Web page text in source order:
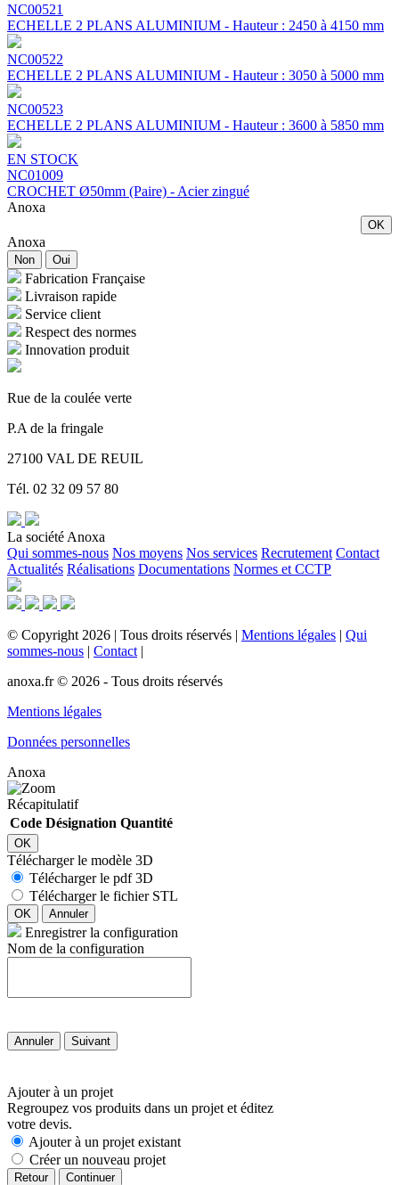
NC00521
ECHELLE 2 PLANS ALUMINIUM - Hauteur : 2450 à 4150 mm
NC00522
ECHELLE 2 PLANS ALUMINIUM - Hauteur : 3050 à 5000 mm
NC00523
ECHELLE 2 PLANS ALUMINIUM - Hauteur : 3600 à 5850 mm
EN STOCK
NC01009
CROCHET Ø50mm (Paire) - Acier zingué
Anoxa
OK
Anoxa
Non Oui
Fabrication Française
Livraison rapide
Service client
Respect des normes
Innovation produit
Rue de la coulée verte
P.A de la fringale
27100 VAL DE REUIL
Tél. 02 32 09 57 80
La société Anoxa
Qui sommes-nous Nos moyens Nos services Recrutement Contact
Actualités Réalisations Documentations Normes et CCTP
© Copyright 2026 | Tous droits réservés | Mentions légales | Qui
sommes-nous | Contact |
anoxa.fr © 2026 - Tous droits réservés
Mentions légales
Données personnelles
Anoxa
Récapitulatif
Code Désignation Quantité
OK
Télécharger le modèle 3D
Télécharger le pdf 3D
Télécharger le fichier STL
OK Annuler
Enregistrer la configuration
Nom de la configuration
Annuler Suivant
Ajouter à un projet
Regroupez vos produits dans un projet et éditez
votre devis.
Ajouter à un projet existant
Créer un nouveau projet
Retour Continuer